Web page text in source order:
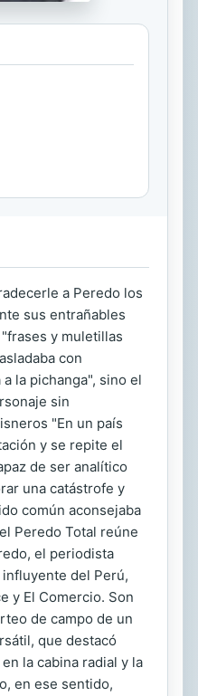
a Peredo los
sus entrañables
y muletillas
con
la pichanga", sino el
sin
"En un país
y se repite el
de ser analítico
una catástrofe y
común aconsejaba
Peredo Total reúne
el periodista
del Perú,
y El Comercio. Son
de campo de un
que destacó
la cabina radial y la
en ese sentido,